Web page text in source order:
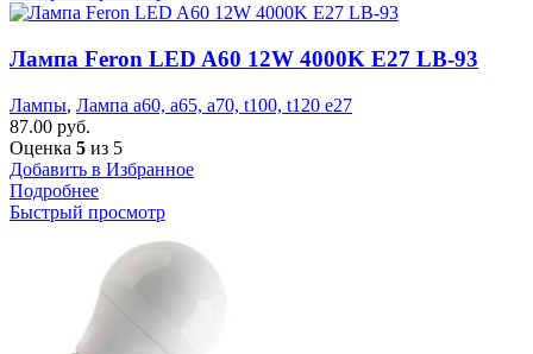
Лампа Feron LED A60 12W 4000K E27 LB-93
Лампы, Лампа а60, а65, а70, t100, t120 е27
87.00 руб.
Оценка 5 из 5
Добавить в Избранное
Подробнее
Быстрый просмотр